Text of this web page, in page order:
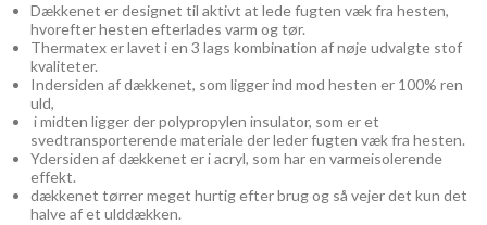
Dækkenet er designet til aktivt at lede fugten væk fra hesten,
hvorefter hesten efterlades varm og tør.
Thermatex er lavet i en 3 lags kombination af nøje udvalgte stof
kvaliteter.
Indersiden af dækkenet, som ligger ind mod hesten er 100% ren
uld,
i midten ligger der polypropylen insulator, som er et
svedtransporterende materiale der leder fugten væk fra hesten.
Ydersiden af dækkenet er i acryl, som har en varmeisolerende
effekt.
dækkenet tørrer meget hurtig efter brug og så vejer det kun det
halve af et ulddækken.